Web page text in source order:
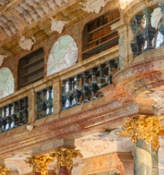
РФ
Спорт и Хобби
Тайные
мистика,
Транспорт
Экономика и
Словари
Религия
Сказки. Басни. Фольклор
Словари. Энциклопедии